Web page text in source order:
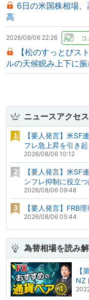
6日の米国株相場
高
2026/08/06 22:26
【松のすっとびス
ルの天候睨み上下に
ニュースアクセ
【要人発言】米SF
フレ急上昇を引き起
2026/08/06 10:12
【要人発言】米SF
ンフレ抑制に役立つ
2026/08/06 09:48
【要人発言】FRB
2026/08/06 05:44
為替相場を読み
【
NZ